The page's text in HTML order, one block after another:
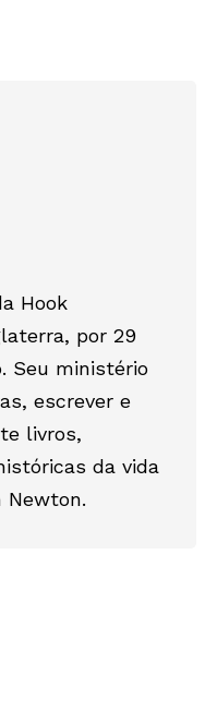
Hook
por 29
Seu ministério
escrever e
livros,
da vida
Newton.